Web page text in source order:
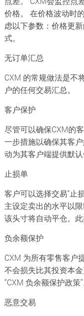
价格。 在价格波动时
虑以下参数：价格更
式。
无订单汇总
CXM 的常规做法是不
户的任何交易汇总。
客户保护
尽管可以确保CXM的
一步措施以确保其客
动为其客户端提供默认
止损单
客户可以选择交易“止
主设定卖出的水平以
该头寸将自动平仓。
负余额保护
CXM 为所有零售客户
不会损失比其投资本
“CXM 负余额保护政策”
恶意交易